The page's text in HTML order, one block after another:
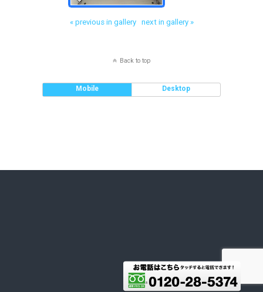
« previous in gallery next in gallery »
Back to top
Mobile Desktop